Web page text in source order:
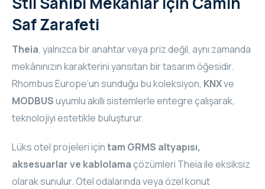
Saf Zarafeti
Theia, yalnızca bir anahtar veya priz değil, aynı zamanda
mekânınızın karakterini yansıtan bir tasarım öğesidir.
Rhombus Europe’un sunduğu bu koleksiyon, KNXve
MODBUSuyumlu akıllı sistemlerle entegre çalışarak,
teknolojiyi estetikle buluşturur.
Lüks otel projeleri içintam GRMS altyapısı,
aksesuarlar ve kablolamaçözümleri Theia ile eksiksiz
olarak sunulur. Otel odalarında veya özel konut